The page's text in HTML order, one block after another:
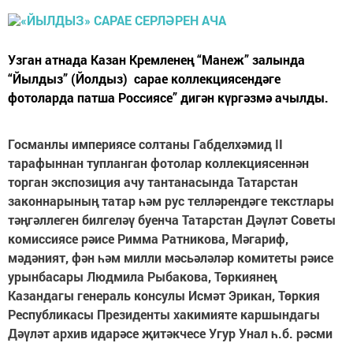
Узган атнада Казан Кремленең “Манеж” залында
“Йылдыз” (Йолдыз) сарае коллекциясендәге
фотоларда патша Россиясе” дигән күргәзмә ачылды.
Госманлы империясе солтаны Габделхәмид II
тарафыннан тупланган фотолар коллекциясеннән
торган экспозиция ачу тантанасында Татарстан
законнарының татар һәм рус телләрендәге текстлары
тәңгәллеген билгеләү буенча Татарстан Дәүләт Советы
комиссиясе рәисе Римма Ратникова, Мәгариф,
мәдәният, фән һәм милли мәсьәләләр комитеты рәисе
урынбасары Людмила Рыбакова, Төркиянең
Казандагы генераль консулы Исмәт Эрикан, Төркия
Республикасы Президенты хакимияте каршындагы
Дәүләт архив идарәсе җитәкчесе Угур Унал һ.б. рәсми